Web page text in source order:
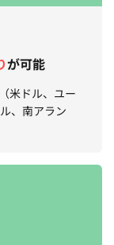
が可能
米ドル、ユー
、南アラン